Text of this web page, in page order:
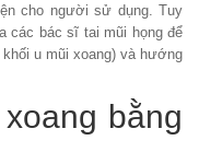
cho người sử dụng. Tuy
các bác sĩ tai mũi họng để
u mũi xoang) và hướng
bằng